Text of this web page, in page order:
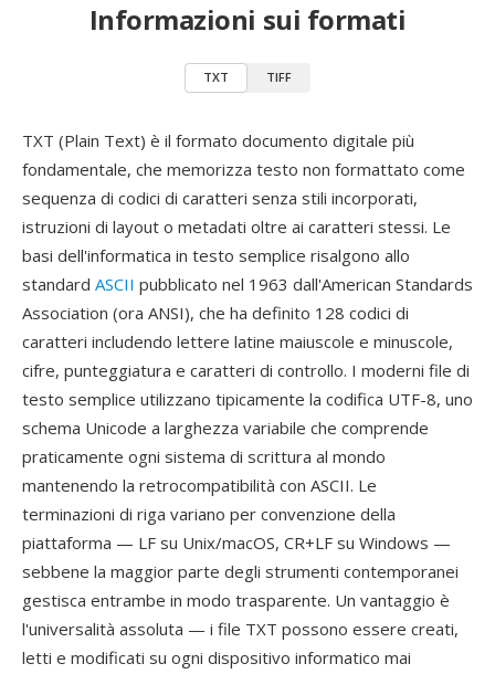
Informazioni sui formati
TXT TIFF
TXT (Plain Text) è il formato documento digitale più
fondamentale, che memorizza testo non formattato come
sequenza di codici di caratteri senza stili incorporati,
istruzioni di layout o metadati oltre ai caratteri stessi. Le
basi dell'informatica in testo semplice risalgono allo
standard ASCII pubblicato nel 1963 dall'American Standards
Association (ora ANSI), che ha definito 128 codici di
caratteri includendo lettere latine maiuscole e minuscole,
cifre, punteggiatura e caratteri di controllo. I moderni file di
testo semplice utilizzano tipicamente la codifica UTF-8, uno
schema Unicode a larghezza variabile che comprende
praticamente ogni sistema di scrittura al mondo
mantenendo la retrocompatibilità con ASCII. Le
terminazioni di riga variano per convenzione della
piattaforma — LF su Unix/macOS, CR+LF su Windows —
sebbene la maggior parte degli strumenti contemporanei
gestisca entrambe in modo trasparente. Un vantaggio è
l'universalità assoluta — i file TXT possono essere creati,
letti e modificati su ogni dispositivo informatico mai